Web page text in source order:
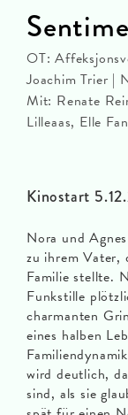
Kinostart
Nora und
zu ihrem Vater,
Familie stellte.
Funkstille
charmanten
eines halben
wird deutlich,
sind, als sie
OT:
Joachim Trier |
Mit: Renate
Lilleaas, Elle